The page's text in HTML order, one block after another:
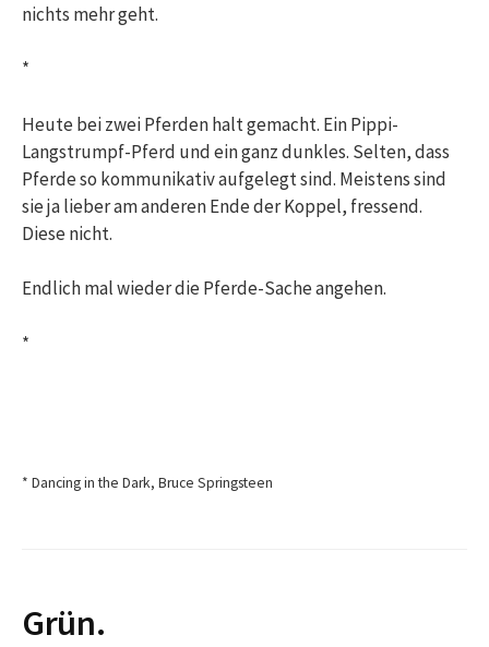
nichts mehr geht.
*
Heute bei zwei Pferden halt gemacht. Ein Pippi-
Langstrumpf-Pferd und ein ganz dunkles. Selten, dass
Pferde so kommunikativ aufgelegt sind. Meistens sind
sie ja lieber am anderen Ende der Koppel, fressend.
Diese nicht.
Endlich mal wieder die Pferde-Sache angehen.
*
* Dancing in the Dark, Bruce Springsteen
Grün.